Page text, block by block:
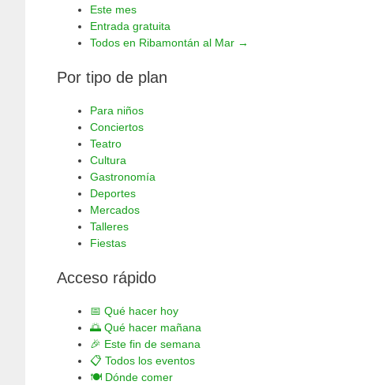
Este mes
Entrada gratuita
Todos en Ribamontán al Mar →
Por tipo de plan
Para niños
Conciertos
Teatro
Cultura
Gastronomía
Deportes
Mercados
Talleres
Fiestas
Acceso rápido
📅 Qué hacer hoy
🌅 Qué hacer mañana
🎉 Este fin de semana
📋 Todos los eventos
🍽️ Dónde comer